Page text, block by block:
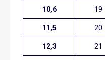
10,6 19
11,5 20
12,3 21